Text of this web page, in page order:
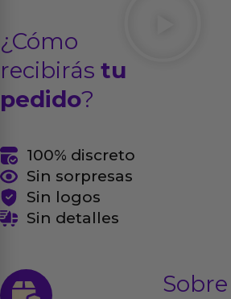
¿Cómo
recibirás tu
pedido?
100% discreto
Sin sorpresas
Sin logos
Sin detalles
Sobre